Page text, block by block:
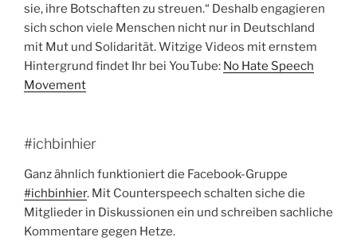
sie, ihre Botschaften zu streuen.“ Deshalb engagieren
sich schon viele Menschen nicht nur in Deutschland
mit Mut und Solidarität. Witzige Videos mit ernstem
Hintergrund findet Ihr bei YouTube: No Hate Speech
Movement
#ichbinhier
Ganz ähnlich funktioniert die Facebook-Gruppe
#ichbinhier. Mit Counterspeech schalten siche die
Mitglieder in Diskussionen ein und schreiben sachliche
Kommentare gegen Hetze.